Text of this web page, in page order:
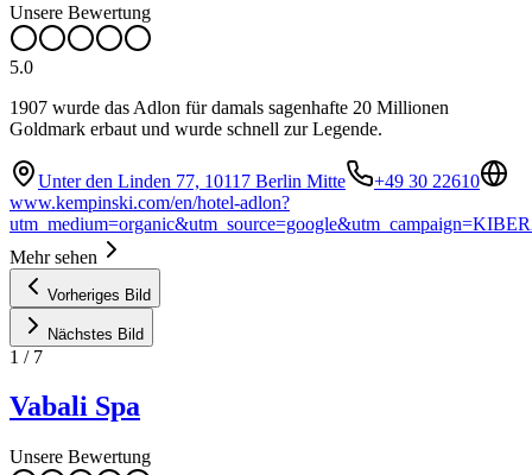
Unsere Bewertung
5.0
1907 wurde das Adlon für damals sagenhafte 20 Millionen
Goldmark erbaut und wurde schnell zur Legende.
Unter den Linden 77, 10117 Berlin Mitte
+49 30 22610
www.kempinski.com/en/hotel-adlon?
Mehr sehen
Vorheriges Bild
Nächstes Bild
1 / 7
Vabali Spa
Unsere Bewertung